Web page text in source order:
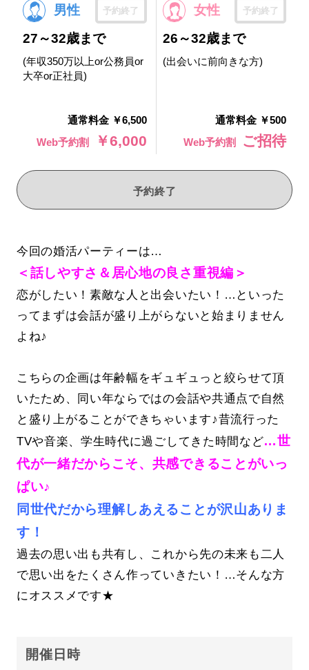
男性 予約終了
27～32歳まで
(年収350万以上or公務員or
大卒or正社員)
通常料金 ￥6,500
Web予約割
￥6,000
女性 予約終了
26～32歳まで
(出会いに前向きな方)
通常料金 ￥500
Web予約割
ご招待
予約終了
今回の婚活パーティーは…
＜話しやすさ＆居心地の良さ重視編＞
恋がしたい！素敵な人と出会いたい！…といった
ってまずは会話が盛り上がらないと始まりません
よね♪
こちらの企画は年齢幅をギュギュっと絞らせて頂
いたため、同い年ならではの会話や共通点で自然
と盛り上がることができちゃいます♪昔流行った
TVや音楽、学生時代に過ごしてきた時間など…世
代が一緒だからこそ、共感できることがいっ
ぱい♪
同世代だから理解しあえることが沢山ありま
す！
過去の思い出も共有し、これから先の未来も二人
で思い出をたくさん作っていきたい！…そんな方
にオススメです★
開催日時